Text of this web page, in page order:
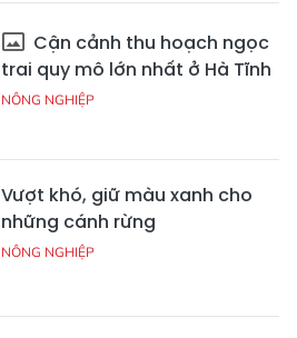
Cận cảnh thu hoạch ngọc
trai quy mô lớn nhất ở Hà Tĩnh
NÔNG NGHIỆP
Vượt khó, giữ màu xanh cho
những cánh rừng
NÔNG NGHIỆP